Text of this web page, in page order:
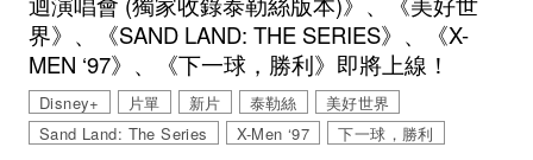
界》、《SAND LAND: THE SERIES》、《X-
MEN ‘97》、《下一球，勝利》即將上線！
Disney+ 片單 新片 泰勒絲
美好世界
Sand Land: The Series
X-Men ‘97 下一球，勝利